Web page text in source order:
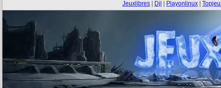
Jeuxlibres Djl Playonlinux